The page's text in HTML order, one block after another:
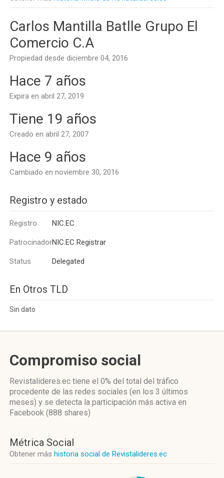
Carlos Mantilla Batlle Grupo El
Comercio C.A
Propiedad desde diciembre 04, 2016
Hace 7 años
Expira en abril 27, 2019
Tiene 19 años
Creado en abril 27, 2007
Hace 9 años
Cambiado en noviembre 30, 2016
Registro y estado
Registro NIC.EC
PatrocinadorNIC.EC Registrar
Status Delegated
En Otros TLD
Sin dato
Compromiso social
Revistalideres.ec tiene el 0% del total del tráfico
procedente de las redes sociales (en los 3 últimos
meses) y se detecta la participación más activa en
Facebook (888 shares)
Métrica Social
Obtener más historia social de Revistalideres.ec